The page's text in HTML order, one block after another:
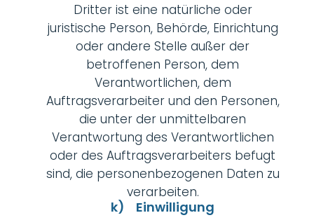
Dritter ist eine natürliche oder
juristische Person, Behörde, Einrichtung
oder andere Stelle außer der
betroffenen Person, dem
Verantwortlichen, dem
Auftragsverarbeiter und den Personen,
die unter der unmittelbaren
Verantwortung des Verantwortlichen
oder des Auftragsverarbeiters befugt
sind, die personenbezogenen Daten zu
verarbeiten.
k) Einwilligung